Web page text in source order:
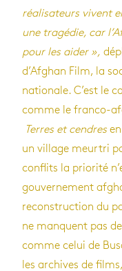
réalisateurs vivent
une tragédie, car
pour les aider »,
d’Afghan Film, la
nationale. C’est le
comme le franco-
Terres et cendresen
un village meurtri
conflits la priorité
gouvernement
reconstruction du
ne manquent pas
comme celui de
les archives de